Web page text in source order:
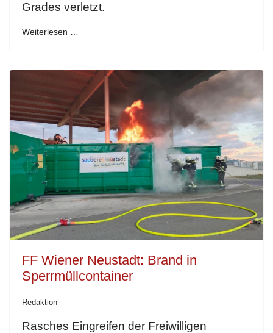
Grades verletzt.
Weiterlesen …
FF Wiener Neustadt: Brand in
Sperrmüllcontainer
Redaktion
Rasches Eingreifen der Freiwilligen